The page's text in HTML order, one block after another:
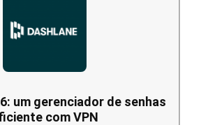
um gerenciador de senhas
com VPN